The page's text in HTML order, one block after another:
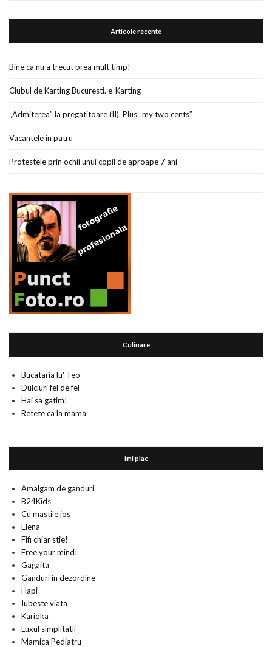
Articole recente
Bine ca nu a trecut prea mult timp!
Clubul de Karting Bucuresti. e-Karting
„Admiterea” la pregatitoare (II). Plus „my two cents”
Vacantele in patru
Protestele prin ochii unui copil de aproape 7 ani
Culinare
Bucataria lu' Teo
Dulciuri fel de fel
Hai sa gatim!
Retete ca la mama
imi plac
Amalgam de ganduri
B24Kids
Cu mastile jos
Elena
Fifi chiar stie!
Free your mind!
Gagaita
Ganduri in dezordine
Hapi
Iubeste viata
Karioka
Luxul simplitatii
Mamica Pediatru